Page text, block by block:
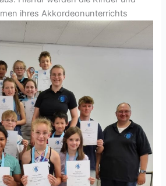
ihres Akkordeonunterrichts